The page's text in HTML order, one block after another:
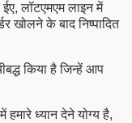
लॉटएमएम लाइन में
खोलने के बाद निष्पादित
किया है जिन्हें आप
ध्यान देने योग्य है,